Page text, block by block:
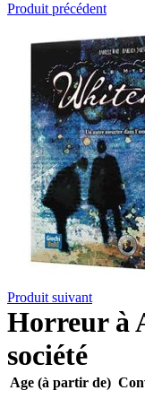
Produit précédent
Produit suivant
Horreur à
société
Age (à partir de)